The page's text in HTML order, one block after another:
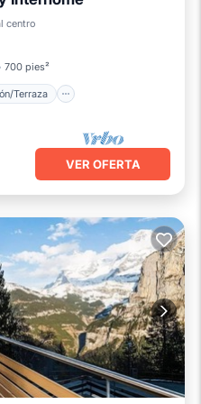
centro
700 pies²
Terraza
Balcón/Terraza
VER OFERTA